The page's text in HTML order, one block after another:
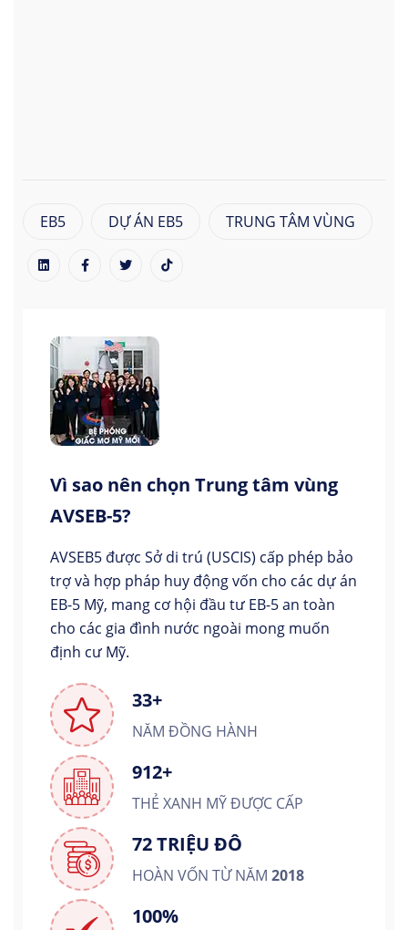
EB5 DỰ ÁN EB5 TRUNG TÂM VÙNG
Vì sao nên chọn Trung tâm vùng
AVSEB-5?
AVSEB5 được Sở di trú (USCIS) cấp phép bảo
trợ và hợp pháp huy động vốn cho các dự án
EB-5 Mỹ, mang cơ hội đầu tư EB-5 an toàn
cho các gia đình nước ngoài mong muốn
định cư Mỹ.
33+
NĂM ĐỒNG HÀNH
912+
THẺ XANH MỸ ĐƯỢC CẤP
72 TRIỆU ĐÔ
HOÀN VỐN TỪ NĂM 2018
100%